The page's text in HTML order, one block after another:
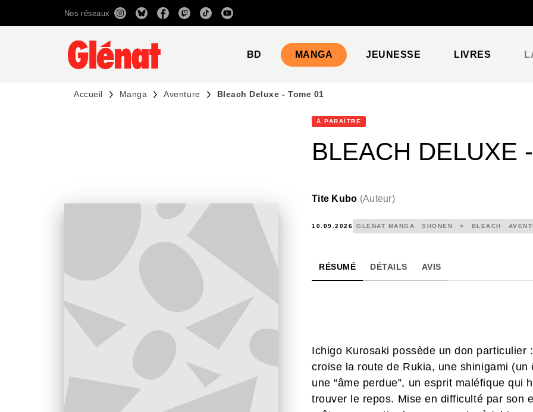
RECHERCHE CONTENU
Nos réseaux
BD MANGA JEUNESSE LIVRES
Accueil Manga Aventure Bleach Deluxe - Tome 01
À PARAÎTRE
BLEACH DELUXE
Tite Kubo (Auteur)
10.09.2026 GLÉNAT MANGA SHONEN > BLEACH
RÉSUMÉ DÉTAILS AVIS
Ichigo Kurosaki possède un don
croise la route de Rukia, une shinigami
une “âme perdue”, un esprit maléfique qui
trouver le repos. Mise en difficulté par son